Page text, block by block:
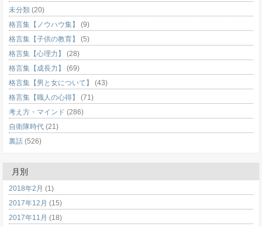
未分類 (20)
格言集【ノウハウ集】
(9)
格言集【子供の教育】
(5)
格言集【心理力】
(28)
格言集【成長力】
(69)
格言集【男と女について】
(43)
格言集【職人の心得】
(71)
考え方・マインド (286)
自衛隊時代 (21)
裏話 (526)
月別
2018年2月 (1)
2017年12月 (15)
2017年11月 (18)